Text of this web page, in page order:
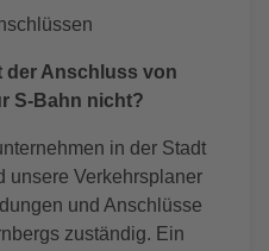
der Anschluss von
S-Bahn nicht?
in der Stadt
unsere Verkehrsplaner
und Anschlüsse
zuständig. Ein